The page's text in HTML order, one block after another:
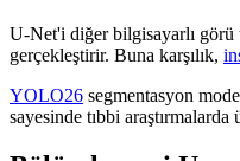
U-Net'i diğer bilgisayarlı görü
gerçekleştirir. Buna karşılık,
YOLO26 segmentasyon
sayesinde tıbbi araştırmalarda